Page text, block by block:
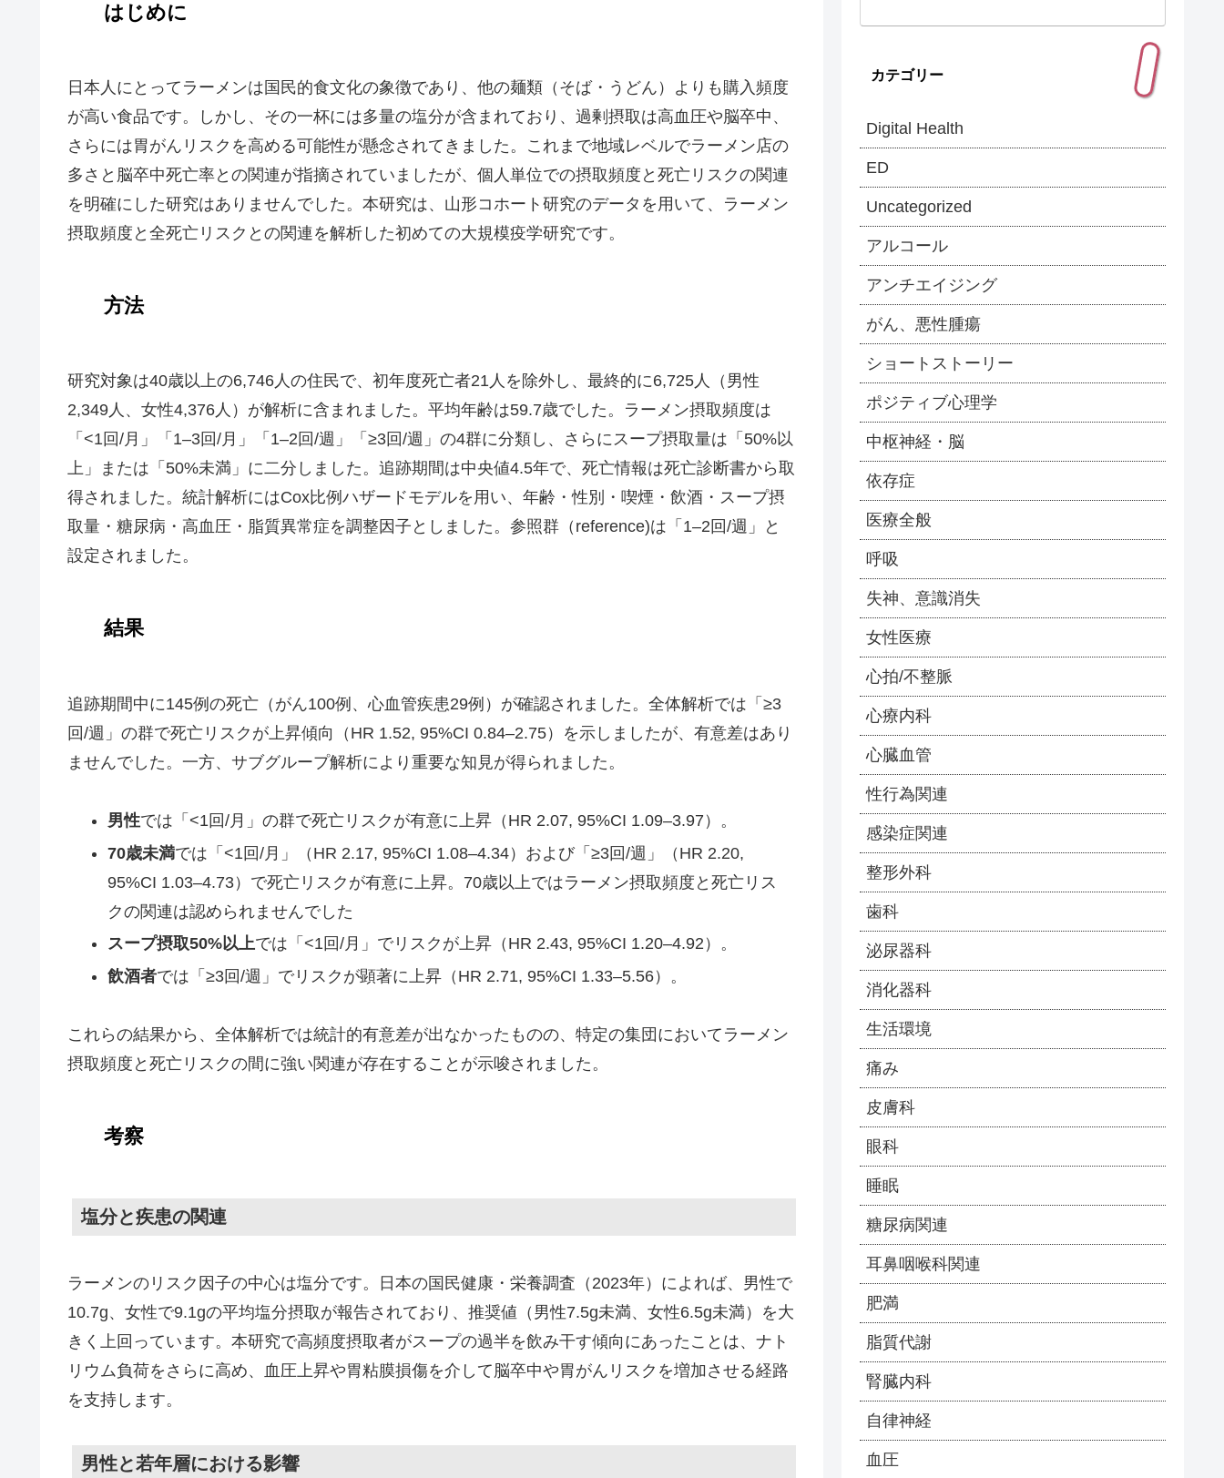
はじめに
日本人にとってラーメンは国民的食文化の象徴であり、他の麺類（そば・うどん）よりも購入頻度
が高い食品です。しかし、その一杯には多量の塩分が含まれており、過剰摂取は高血圧や脳卒中、
さらには胃がんリスクを高める可能性が懸念されてきました。これまで地域レベルでラーメン店の
多さと脳卒中死亡率との関連が指摘されていましたが、個人単位での摂取頻度と死亡リスクの関連
を明確にした研究はありませんでした。本研究は、山形コホート研究のデータを用いて、ラーメン
摂取頻度と全死亡リスクとの関連を解析した初めての大規模疫学研究です。
方法
研究対象は40歳以上の6,746人の住民で、初年度死亡者21人を除外し、最終的に6,725人（男性
2,349人、女性4,376人）が解析に含まれました。平均年齢は59.7歳でした。ラーメン摂取頻度は
「<1回/月」「1–3回/月」「1–2回/週」「≥3回/週」の4群に分類し、さらにスープ摂取量は「50%以
上」または「50%未満」に二分しました。追跡期間は中央値4.5年で、死亡情報は死亡診断書から取
得されました。統計解析にはCox比例ハザードモデルを用い、年齢・性別・喫煙・飲酒・スープ摂
取量・糖尿病・高血圧・脂質異常症を調整因子としました。参照群（reference)は「1–2回/週」と
設定されました。
結果
追跡期間中に145例の死亡（がん100例、心血管疾患29例）が確認されました。全体解析では「≥3
回/週」の群で死亡リスクが上昇傾向（HR 1.52, 95%CI 0.84–2.75）を示しましたが、有意差はあり
ませんでした。一方、サブグループ解析により重要な知見が得られました。
男性では「<1回/月」の群で死亡リスクが有意に上昇（HR 2.07, 95%CI 1.09–3.97）。
70歳未満では「<1回/月」（HR 2.17, 95%CI 1.08–4.34）および「≥3回/週」（HR 2.20,
95%CI 1.03–4.73）で死亡リスクが有意に上昇。70歳以上ではラーメン摂取頻度と死亡リス
クの関連は認められませんでした
スープ摂取50%以上では「<1回/月」でリスクが上昇（HR 2.43, 95%CI 1.20–4.92）。
飲酒者では「≥3回/週」でリスクが顕著に上昇（HR 2.71, 95%CI 1.33–5.56）。
これらの結果から、全体解析では統計的有意差が出なかったものの、特定の集団においてラーメン
摂取頻度と死亡リスクの間に強い関連が存在することが示唆されました。
考察
塩分と疾患の関連
ラーメンのリスク因子の中心は塩分です。日本の国民健康・栄養調査（2023年）によれば、男性で
10.7g、女性で9.1gの平均塩分摂取が報告されており、推奨値（男性7.5g未満、女性6.5g未満）を大
きく上回っています。本研究で高頻度摂取者がスープの過半を飲み干す傾向にあったことは、ナト
リウム負荷をさらに高め、血圧上昇や胃粘膜損傷を介して脳卒中や胃がんリスクを増加させる経路
を支持します。
男性と若年層における影響
カテゴリー
Digital Health
ED
Uncategorized
アルコール
アンチエイジング
がん、悪性腫瘍
ショートストーリー
ポジティブ心理学
中枢神経・脳
依存症
医療全般
呼吸
失神、意識消失
女性医療
心拍/不整脈
心療内科
心臓血管
性行為関連
感染症関連
整形外科
歯科
泌尿器科
消化器科
生活環境
痛み
皮膚科
眼科
睡眠
糖尿病関連
耳鼻咽喉科関連
肥満
脂質代謝
腎臓内科
自律神経
血圧